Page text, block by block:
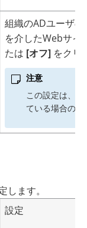
組織のADユーザ
を介したWebサイ
たは [オフ] をクリ
注意
この設定は、
ている場合の
します。
設定